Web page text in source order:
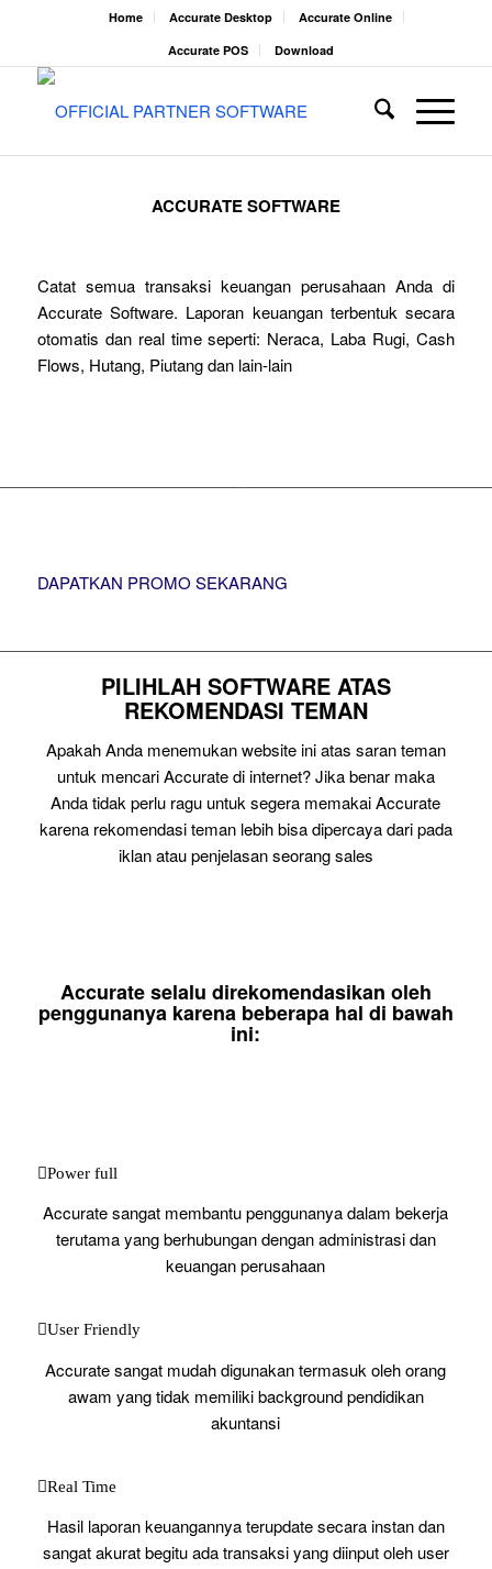
Home Accurate Desktop
Accurate Online
Accurate POS
Download
ACCURATE SOFTWARE
Catat semua transaksi keuangan perusahaan Anda di
Accurate Software. Laporan keuangan terbentuk secara
otomatis dan real time seperti: Neraca, Laba Rugi, Cash
Flows, Hutang, Piutang dan lain-lain
DAPATKAN PROMO SEKARANG
PILIHLAH SOFTWARE ATAS
REKOMENDASI TEMAN
Apakah Anda menemukan website ini atas saran teman
untuk mencari Accurate di internet? Jika benar maka
Anda tidak perlu ragu untuk segera memakai Accurate
karena rekomendasi teman lebih bisa dipercaya dari pada
iklan atau penjelasan seorang sales
Accurate selalu direkomendasikan oleh
penggunanya karena beberapa hal di bawah
ini:
Power full
Accurate sangat membantu penggunanya dalam bekerja
terutama yang berhubungan dengan administrasi dan
keuangan perusahaan
User Friendly
Accurate sangat mudah digunakan termasuk oleh orang
awam yang tidak memiliki background pendidikan
akuntansi
Real Time
Hasil laporan keuangannya terupdate secara instan dan
sangat akurat begitu ada transaksi yang diinput oleh user